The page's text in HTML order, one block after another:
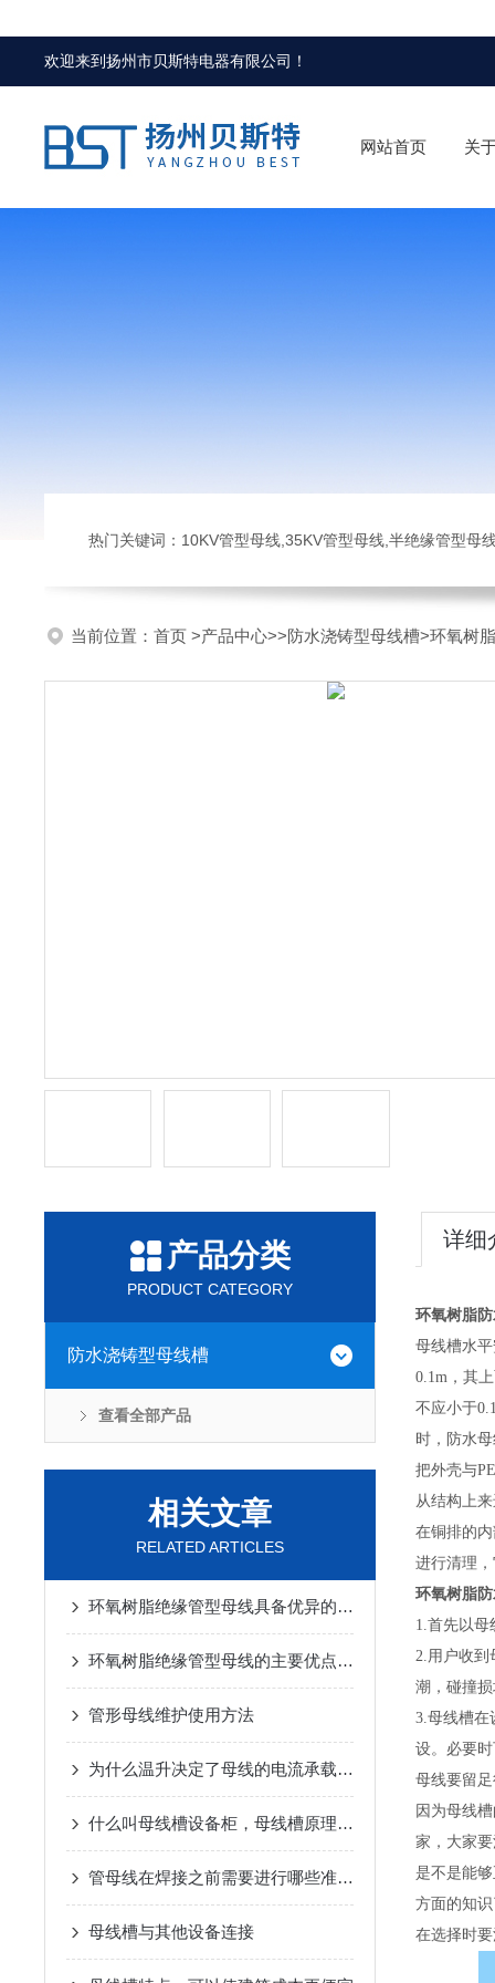
欢迎来到扬州市贝斯特电器有限公司 ！
网站首页 关
热门关键词：10KV管型母线,35KV管型母线,半绝缘管型母
当前位置： 首页 >产品中心>>防水浇铸型母线槽>环氧树
产品分类
PRODUCT CATEGORY
防水浇铸型母线槽
查看全部产品
相关文章
RELATED ARTICLES
环氧树脂绝缘管型母线具备优异的电气绝缘性能
环氧树脂绝缘管型母线的主要优点是绝缘性能
管形母线维护使用方法
为什么温升决定了母线的电流承载能力
什么叫母线槽设备柜，母线槽原理介绍
管母线在焊接之前需要进行哪些准备工作？
母线槽与其他设备连接
详细
环氧树脂
母线槽水
0.1m，其
不应小于
时，防水
把外壳与
从结构上
在铜排的
进行清理
环氧树脂
1.首先以
2.用户收到
潮，碰撞
3.母线槽在
设。必要
母线要留
因为母线
家，大家
是不是能
方面的知
在选择时